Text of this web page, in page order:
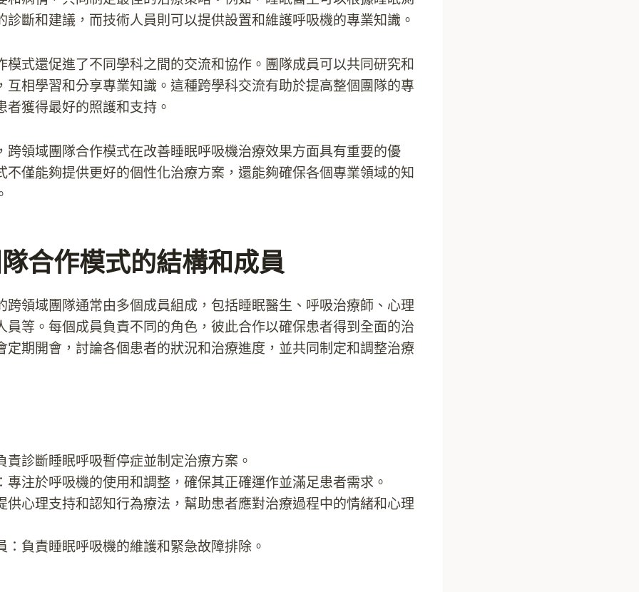
診斷和建議，而技術人員則可以提供設置和維護呼吸機的專業知識。
模式還促進了不同學科之間的交流和協作。團隊成員可以共同研究和
互相學習和分享專業知識。這種跨學科交流有助於提高整個團隊的專
者獲得最好的照護和支持。
跨領域團隊合作模式在改善睡眠呼吸機治療效果方面具有重要的優
不僅能夠提供更好的個性化治療方案，還能夠確保各個專業領域的知
合作模式的結構和成員
跨領域團隊通常由多個成員組成，包括睡眠醫生、呼吸治療師、心理
員等。每個成員負責不同的角色，彼此合作以確保患者得到全面的治
定期開會，討論各個患者的狀況和治療進度，並共同制定和調整治療
責診斷睡眠呼吸暫停症並制定治療方案。
專注於呼吸機的使用和調整，確保其正確運作並滿足患者需求。
供心理支持和認知行為療法，幫助患者應對治療過程中的情緒和心理
：負責睡眠呼吸機的維護和緊急故障排除。